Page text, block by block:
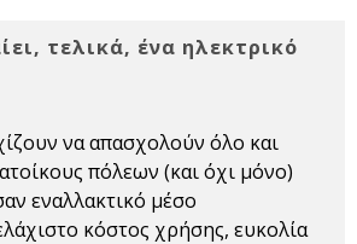
τελικά, ένα ηλεκτρικό
να απασχολούν όλο και
πόλεων (και όχι μόνο)
εναλλακτικό μέσο
κόστος χρήσης, ευκολία